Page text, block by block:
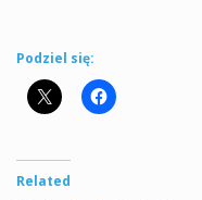
Podziel się:
Related